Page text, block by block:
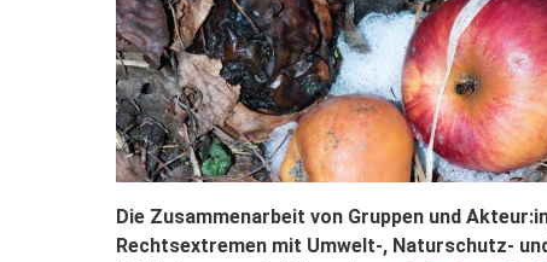
Die Zusammenarbeit von Gruppen und
Rechtsextremen mit Umwelt-, Naturschutz-